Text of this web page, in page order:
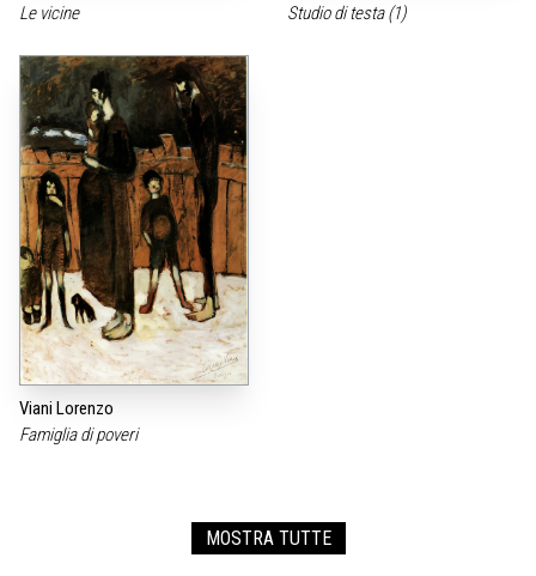
Le vicine
Studio di testa (1)
Viani Lorenzo
Famiglia di poveri
MOSTRA TUTTE